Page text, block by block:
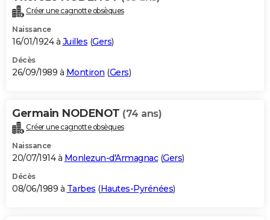
Créer une cagnotte obsèques
Naissance
16/01/1924 à Juilles (Gers)
Décès
26/09/1989 à Montiron (Gers)
Germain NODENOT (74 ans)
Créer une cagnotte obsèques
Naissance
20/07/1914 à Monlezun-d'Armagnac(Gers)
Décès
08/06/1989 à Tarbes (Hautes-Pyrénées)